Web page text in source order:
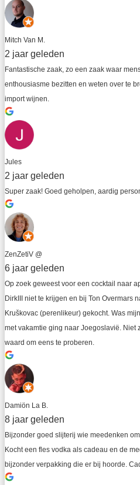
Mitch Van M.
2 jaar geleden
Fantastische zaak, zo een zaak waar
enthousiasme bezitten en weten over te
import wijnen.
Jules
2 jaar geleden
Super zaak! Goed geholpen, aardig
ZenZetiV @
6 jaar geleden
Op zoek geweest voor een cocktail naar
DirkIII niet te krijgen en bij Ton Overmars
Kruškovac (perenlikeur) gekocht. Was
met vakamtie ging naar Joegoslavië. Niet
waard om eens te proberen.
Damiön La B.
8 jaar geleden
Bijzonder goed slijterij wie meedenken
Kocht een fles vodka als cadeau en de
bijzonder verpakking die er bij hoorde.